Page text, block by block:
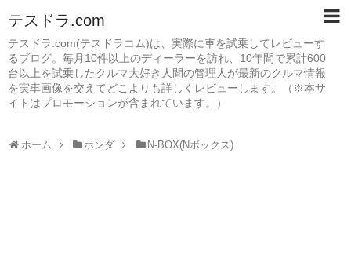
テスドラ.com
テスドラ.com(テスドラコム)は、実際に車を試乗してレビューす
るブログ。毎月10件以上のディーラーを訪れ、10年間で累計600
台以上を試乗したクルマ大好き人間の管理人が最新のクルマ情報
を実車画像を交えてどこよりも詳しくレビューします。（※本サ
イトはプロモーションが含まれています。）
ホーム ホンダ N-BOX(Nボックス)